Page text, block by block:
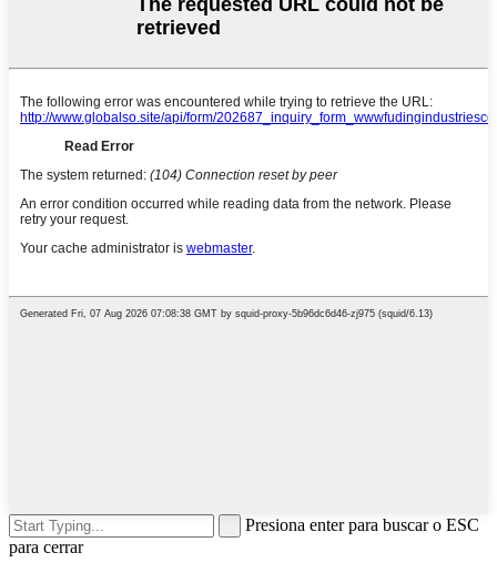
Presiona enter para buscar o ESC
para cerrar